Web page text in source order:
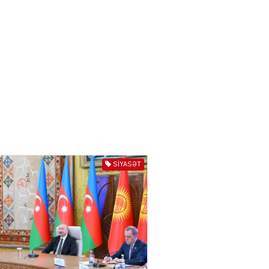
Sədərəkdən Culfaya icra
başçısı göndərildi
04.08.2026 4396
Son illərdə Bakı ilə Bişkek
arasında əlaqələr sürətlə
SIYASƏT